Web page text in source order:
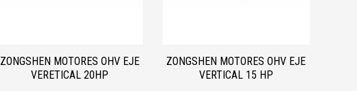
ZONGSHEN MOTORES OHV EJE
VERETICAL 20HP
ZONGSHEN MOTORES OHV EJE
VERTICAL 15 HP